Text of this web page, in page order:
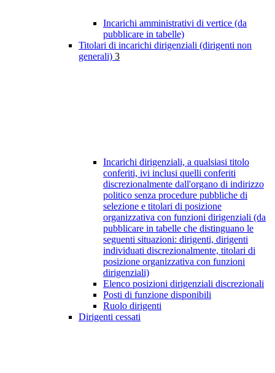
Incarichi amministrativi di vertice (da
pubblicare in tabelle)
Titolari di incarichi dirigenziali (dirigenti non
generali) 3
Incarichi dirigenziali, a qualsiasi titolo
conferiti, ivi inclusi quelli conferiti
discrezionalmente dall'organo di indirizzo
politico senza procedure pubbliche di
selezione e titolari di posizione
organizzativa con funzioni dirigenziali (da
pubblicare in tabelle che distinguano le
seguenti situazioni: dirigenti, dirigenti
individuati discrezionalmente, titolari di
posizione organizzativa con funzioni
dirigenziali)
Elenco posizioni dirigenziali discrezionali
Posti di funzione disponibili
Ruolo dirigenti
Dirigenti cessati